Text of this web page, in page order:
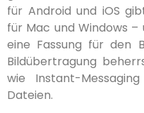
für Android und iOS
für Mac und Windows
eine Fassung für den
Bildübertragung
wie Instant-
Dateien.